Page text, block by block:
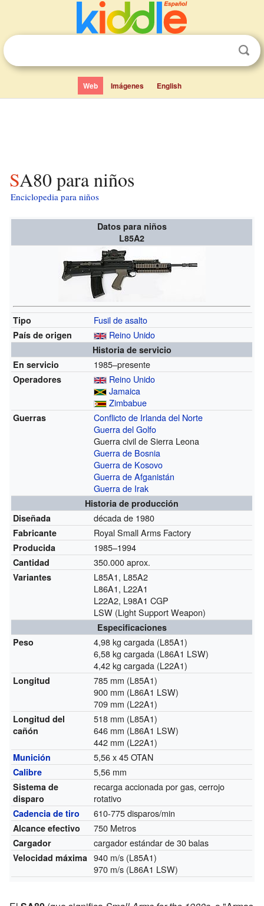
Web Imágenes English
SA80 para niños
Enciclopedia para niños
Datos para niños
L85A2
Tipo Fusil de asalto
País de origen Reino Unido
Historia de servicio
En servicio
1985–presente
Operadores
Reino Unido
Jamaica
Zimbabue
Guerras
Conflicto de Irlanda del Norte
Guerra del Golfo
Guerra civil de Sierra Leona
Guerra de Bosnia
Guerra de Kosovo
Guerra de Afganistán
Guerra de Irak
Historia de producción
Diseñada
década de 1980
Fabricante Royal Small Arms Factory
Producida 1985–1994
Cantidad 350.000 aprox.
Variantes
L85A1, L85A2
L86A1, L22A1
L22A2, L98A1 CGP
LSW (Light Support Weapon)
Especificaciones
Peso
4,98 kg cargada (L85A1)
6,58 kg cargada (L86A1 LSW)
4,42 kg cargada (L22A1)
Longitud
785 mm (L85A1)
900 mm (L86A1 LSW)
709 mm (L22A1)
Longitud del
cañón
518 mm (L85A1)
646 mm (L86A1 LSW)
442 mm (L22A1)
Munición 5,56 x 45 OTAN
Calibre 5,56 mm
Sistema de
disparo
recarga accionada por gas, cerrojo
rotativo
Cadencia de tiro 610-775 disparos/min
Alcance efectivo 750 Metros
Cargador cargador estándar de 30 balas
Velocidad máxima
940 m/s (L85A1)
970 m/s (L86A1 LSW)